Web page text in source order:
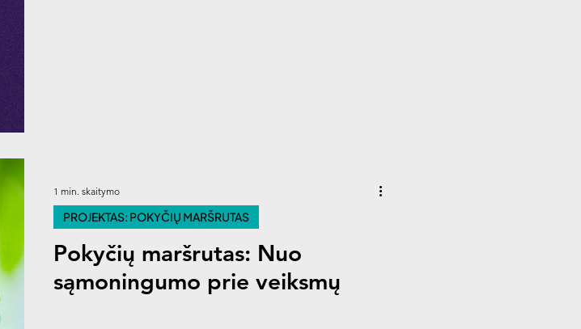
Pokyčių maršrutas: Nuo
sąmoningumo prie veiksmų
PROJEKTAS: POKYČIŲ MARŠRUTAS
1 min. skaitymo